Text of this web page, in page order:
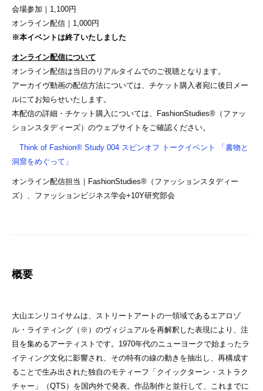
会場参加｜1,100円
オンライン配信｜1,000円
※本イベントは終了いたしました
オンライン配信について
オンライン配信は当日のリアルタイムでのご視聴となります。
アーカイヴ動画の配信方法については、チケット購入者宛に後日メー
ルにてお知らせいたします。
本配信の詳細・チケット購入については、FashionStudies®（ファッ
ションスタディーズ）のウェブサイトをご確認ください。
Think of Fashion® Study 004 スピンオフ トークイベント 「書物と
洞窟をめぐって」
オンライン配信担当｜FashionStudies®︎（ファッションスタディー
ズ）、ファッションビジネス学会+10Y研究部会
概要
大山エンリコイサムは、ストリートアートの⼀領域であるエアロゾ
ル・ライティング（※）のヴィジュアルを再解釈した表現により、注
目を集めるアーティストです。1970年代のニューヨークで始まったラ
イティング文化に影響され、その特有の線の動きを抽出し、再構成す
ることで生み出された独自のモティーフ「クイックターン・ストラク
チャー」（QTS）を国内外で発表。作品制作と並行して、これまでに